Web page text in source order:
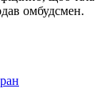
омбудсмен.